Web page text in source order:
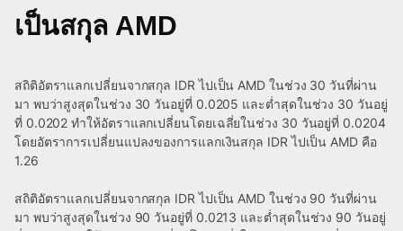
เป็นสกุล AMD
สถิติอัตราแลกเปลี่ยนจากสกุล IDR ไปเป็น AMD ในช่วง 30 วันที่ผ่าน
มา พบว่าสูงสุดในช่วง 30 วันอยู่ที่ 0.0205 และต่ำสุดในช่วง 30 วันอยู่
ที่ 0.0202 ทำให้อัตราแลกเปลี่ยนโดยเฉลี่ยในช่วง 30 วันอยู่ที่ 0.0204
โดยอัตราการเปลี่ยนแปลงของการแลกเงินสกุล IDR ไปเป็น AMD คือ
1.26
สถิติอัตราแลกเปลี่ยนจากสกุล IDR ไปเป็น AMD ในช่วง 90 วันที่ผ่าน
มา พบว่าสูงสุดในช่วง 90 วันอยู่ที่ 0.0213 และต่ำสุดในช่วง 90 วันอยู่